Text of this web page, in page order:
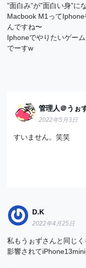
”面白み”が”面白い身”に
Macbook M1って
んですね〜
Iphoneでやりたいゲー
でーすw
管理人＠うぉ
2022年5月3日
すいません。笑笑
D.K
2022年4月25日
私もうぉずさんと同じ
影響されて